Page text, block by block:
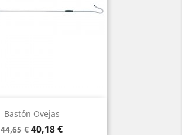
Bastón Ovejas
Precio
44,65 € Precio
40,18 €
Vista rápida